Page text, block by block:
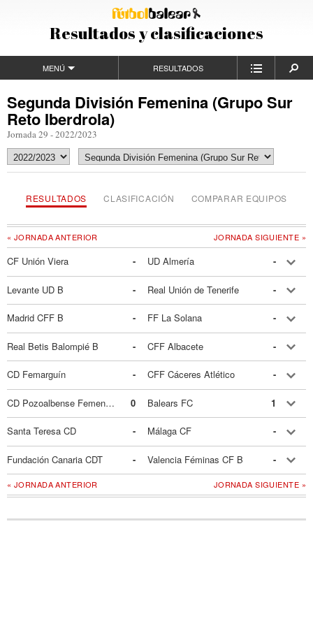
Resultados y clasificaciones
MENÚ RESULTADOS
Segunda División Femenina (Grupo Sur
Reto Iberdrola)
Jornada 29 - 2022/2023
RESULTADOS CLASIFICACIÓN COMPARAR EQUIPOS
JORNADA SIGUIENTE »
« JORNADA ANTERIOR
CF Unión Viera - UD Almería -
Levante UD B - Real Unión de Tenerife -
Madrid CFF B - FF La Solana -
Real Betis Balompié B - CFF Albacete -
CD Femarguín - CFF Cáceres Atlético -
CD Pozoalbense Femenino 0 Balears FC 1
Santa Teresa CD - Málaga CF -
Fundación Canaria CDT - Valencia Féminas CF B -
JORNADA SIGUIENTE »
« JORNADA ANTERIOR